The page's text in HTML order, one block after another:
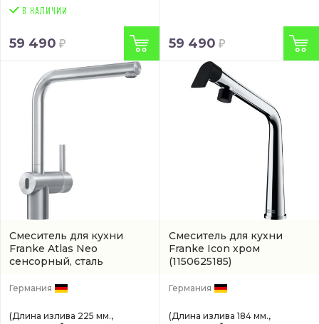
59 490 59 490
Смеситель для кухни
Franke Atlas Neo
сенсорный, сталь
Германия
(Длина излива 225 мм.,
Смеситель для кухни
Franke Icon хром
(1150625185)
Германия
(Длина излива 184 мм.,